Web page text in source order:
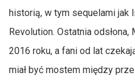
historią, w tym sequelami jak
Revolution. Ostatnia
2016 roku, a fani od lat
miał być mostem między